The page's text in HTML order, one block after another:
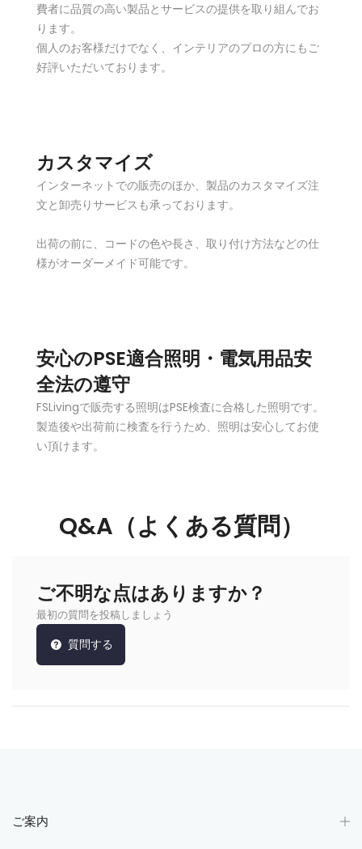
費者に品質の高い製品とサービスの提供を取り組んでお
ります。
個人のお客様だけでなく、インテリアのプロの方にもご
好評いただいております。
カスタマイズ
インターネットでの販売のほか、製品のカスタマイズ注
文と卸売りサービスも承っております。
出荷の前に、コードの色や長さ、取り付け方法などの仕
様がオーダーメイド可能です。
安心のPSE適合照明・電気用品安
全法の遵守
FSLivingで販売する照明はPSE検査に合格した照明です。
製造後や出荷前に検査を行うため、照明は安心してお使
い頂けます。
Q&A（よくある質問）
ご不明な点はありますか？
最初の質問を投稿しましょう
質問する
ご案内